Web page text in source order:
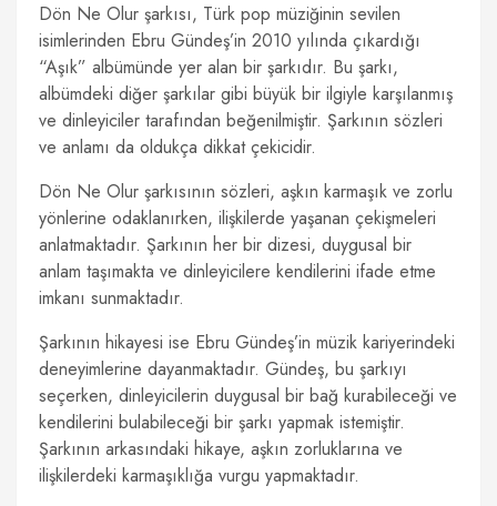
Dön Ne Olur şarkısı, Türk pop müziğinin sevilen
isimlerinden Ebru Gündeş’in 2010 yılında çıkardığı
“Aşık” albümünde yer alan bir şarkıdır. Bu şarkı,
albümdeki diğer şarkılar gibi büyük bir ilgiyle karşılanmış
ve dinleyiciler tarafından beğenilmiştir. Şarkının sözleri
ve anlamı da oldukça dikkat çekicidir.
Dön Ne Olur şarkısının sözleri, aşkın karmaşık ve zorlu
yönlerine odaklanırken, ilişkilerde yaşanan çekişmeleri
anlatmaktadır. Şarkının her bir dizesi, duygusal bir
anlam taşımakta ve dinleyicilere kendilerini ifade etme
imkanı sunmaktadır.
Şarkının hikayesi ise Ebru Gündeş’in müzik kariyerindeki
deneyimlerine dayanmaktadır. Gündeş, bu şarkıyı
seçerken, dinleyicilerin duygusal bir bağ kurabileceği ve
kendilerini bulabileceği bir şarkı yapmak istemiştir.
Şarkının arkasındaki hikaye, aşkın zorluklarına ve
ilişkilerdeki karmaşıklığa vurgu yapmaktadır.